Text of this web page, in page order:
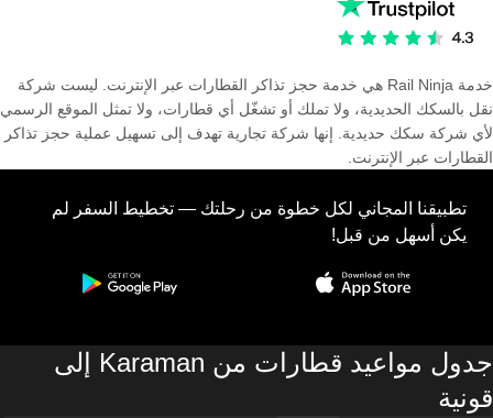
خدمة Rail Ninja هي خدمة حجز تذاكر القطارات عبر الإنترنت. ليست شركة
نقل بالسكك الحديدية، ولا تملك أو تشغّل أي قطارات، ولا تمثل الموقع الرسمي
لأي شركة سكك حديدية. إنها شركة تجارية تهدف إلى تسهيل عملية حجز تذاكر
القطارات عبر الإنترنت.
تطبيقنا المجاني لكل خطوة من رحلتك — تخطيط السفر لم
يكن أسهل من قبل!
جدول مواعيد قطارات من Karaman إلى
قونية